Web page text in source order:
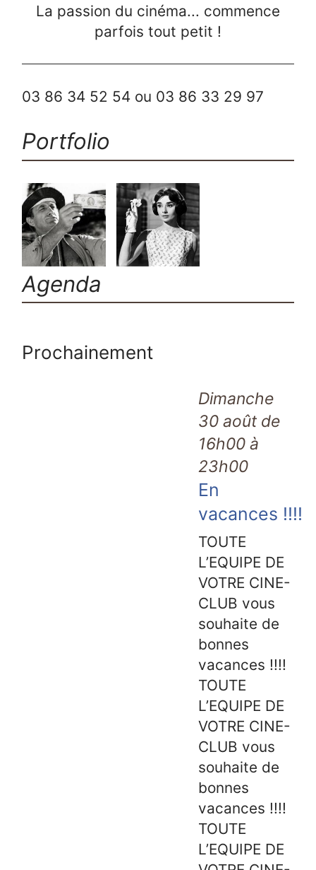
La passion du cinéma... commence
parfois tout petit !
03 86 34 52 54 ou 03 86 33 29 97
Portfolio
Agenda
Prochainement
Dimanche
30 août de
16h00 à
23h00
En
vacances !!!!
TOUTE
L’EQUIPE DE
VOTRE CINE-
CLUB vous
souhaite de
bonnes
vacances !!!!
TOUTE
L’EQUIPE DE
VOTRE CINE-
CLUB vous
souhaite de
bonnes
vacances !!!!
TOUTE
L’EQUIPE DE